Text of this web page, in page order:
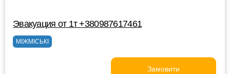
Эвакуация от 1т +380987617461
МІЖМІСЬКІ
Замовити